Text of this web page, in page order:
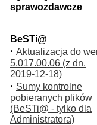
sprawozdawcze
BeSTi@
· Aktualizacja do
5.017.00.06 (z dn.
2019-12-18)
· Sumy kontrolne
pobieranych plików
(BeSTi@ - tylko dla
Administratora)